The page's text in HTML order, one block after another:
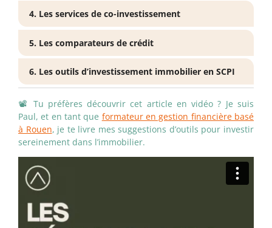
4. Les services de co-investissement
5. Les comparateurs de crédit
6. Les outils d’investissement immobilier en SCPI
📽️ Tu préfères découvrir cet article en vidéo ? Je suis
Paul, et en tant que formateur en gestion financière basé
à Rouen, je te livre mes suggestions d’outils pour investir
sereinement dans l’immobilier.